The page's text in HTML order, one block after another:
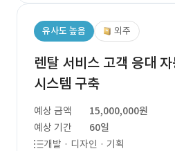
유사도 높음 외주
렌탈 서비스 고객 응대
시스템 구축
예상 금액
15,000,000원
예상 기간
60일
개발 · 디자인 · 기획